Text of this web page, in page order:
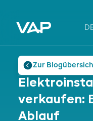
Zur
verkaufen:
Ablauf